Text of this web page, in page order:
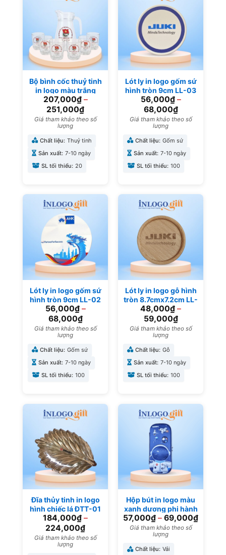
Bộ bình cốc thuỷ tinh
in logo màu trắng
trong suốt làm quà
tặng đại hội BBL-06
207,000₫–
251,000₫
Giá tham khảo theo số
lượng
Chất liệu: Thuỷ tinh
Sản xuất: 7-10 ngày
SL tối thiểu: 20
Lót ly in logo gốm sứ
hình tròn 9cm LL-03
56,000₫–
68,000₫
Giá tham khảo theo số
lượng
Chất liệu: Gốm sứ
Sản xuất: 7-10 ngày
SL tối thiểu: 100
Lót ly in logo gốm sứ
hình tròn 9cm LL-02
56,000₫–
68,000₫
Giá tham khảo theo số
lượng
Chất liệu: Gốm sứ
Sản xuất: 7-10 ngày
SL tối thiểu: 100
Lót ly in logo gỗ hình
tròn 8.7cmx7.2cm LL-
01
48,000₫ –
59,000₫
Giá tham khảo theo số
lượng
Chất liệu: Gỗ
Sản xuất: 7-10 ngày
SL tối thiểu: 100
Đĩa thủy tinh in logo
hình chiếc lá ĐTT-01
184,000₫ –
224,000₫
Giá tham khảo theo số
lượng
Hộp bút in logo màu
xanh dương phi hành
gia HB-04
57,000₫ – 69,000₫
Giá tham khảo theo số
lượng
Chất liệu: Vải